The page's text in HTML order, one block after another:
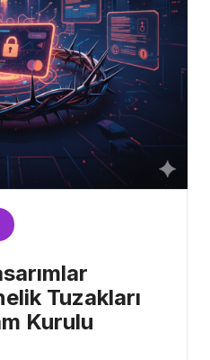
Tuzakları
Kurulu